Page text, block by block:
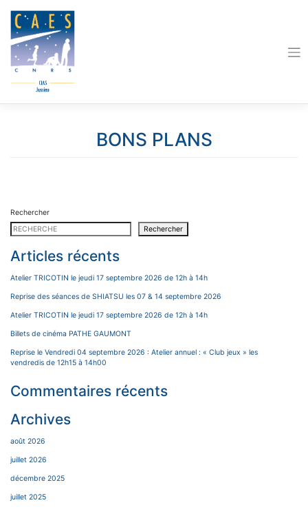
content
BONS PLANS
Rechercher
Rechercher
Articles récents
Atelier TRICOTIN le jeudi 17 septembre 2026 de 12h à 14h
Reprise des séances de SHIATSU les 07 & 14 septembre 2026
Atelier TRICOTIN le jeudi 17 septembre 2026 de 12h à 14h
Billets de cinéma PATHE GAUMONT
Reprise le Vendredi 04 septembre 2026 : Atelier annuel : « Club jeux » les
vendredis de 12h15 à 14h00
Commentaires récents
Archives
août 2026
juillet 2026
décembre 2025
juillet 2025